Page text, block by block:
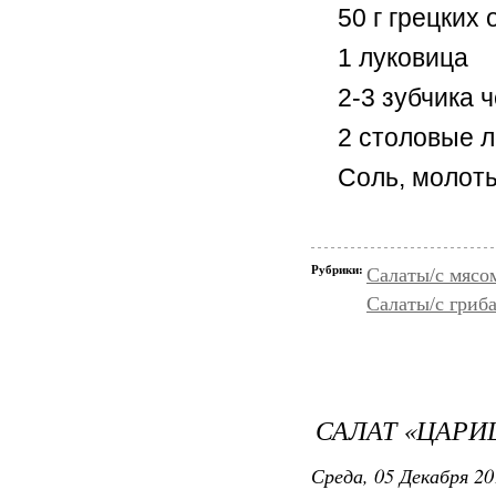
50 г грецких
1 луковица
2-3 зубчика
2 столовые
Соль,
Рубрики: Салаты/с
Салаты/с
САЛАТ
Среда, 05 Декабря